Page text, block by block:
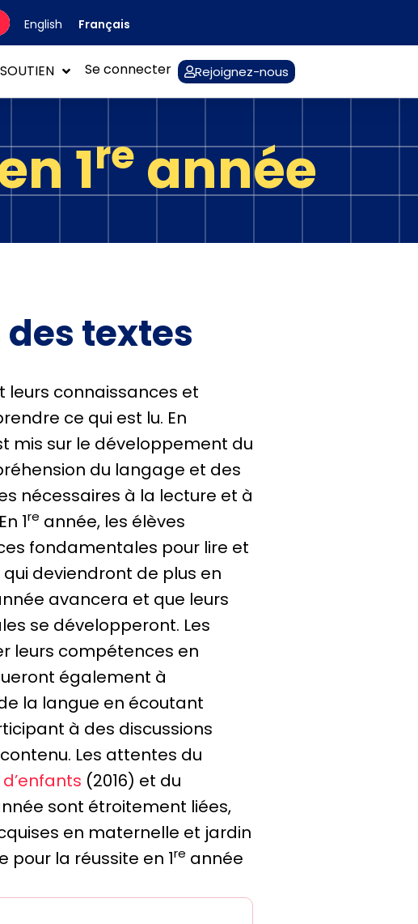
English Français
SOUTIEN Se connecter Rejoignez-nous
1reannée
textes
leurs connaissances et
ce qui est lu. En
mis sur le développement du
du langage et des
nécessaires à la lecture et à
1re année, les élèves
fondamentales pour lire et
deviendront de plus en
avancera et que leurs
se développeront. Les
leurs compétences en
également à
la langue en écoutant
à des discussions
Les attentes du
(2016) et du
sont étroitement liées,
en maternelle et jardin
la réussite en 1re année